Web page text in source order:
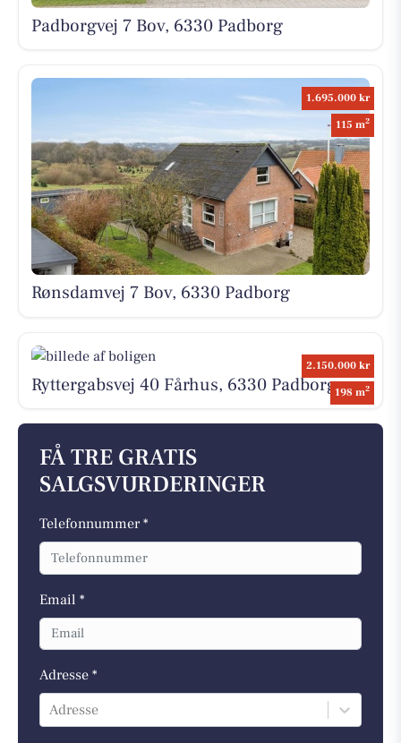
Padborgvej 7 Bov, 6330 Padborg
1.695.000 kr
115 m2
Rønsdamvej 7 Bov, 6330 Padborg
2.150.000 kr
198 m2
Ryttergabsvej 40 Fårhus, 6330 Padborg
FÅ TRE GRATIS
SALGSVURDERINGER
Telefonnummer *
Email *
Adresse *
Adresse